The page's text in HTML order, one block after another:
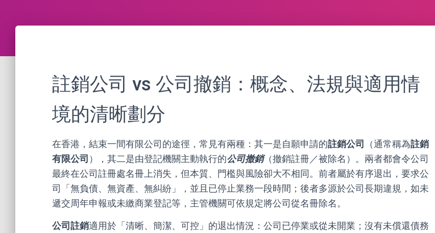
註銷公司 vs 公司撤銷：概念、法規與適用情
境的清晰劃分
在香港，結束一間有限公司的途徑，常見有兩種：其一是自願申請的註銷公司 （通常稱為註銷
有限公司 ），其二是由登記機關主動執行的公司撤銷（撤銷註冊／被除名）。兩者都會令公司
最終在公司註冊處名冊上消失，但本質、門檻與風險卻大不相同。前者屬於有序退出，要求公
司「無負債、無資產、無糾紛」，並且已停止業務一段時間；後者多源於公司長期違規，如未
遞交周年申報或未繳商業登記等，主管機關可依規定將公司從名冊除名。
公司註銷適用於「清晰、簡潔、可控」的退出情況：公司已停業或從未開業；沒有未償還債務